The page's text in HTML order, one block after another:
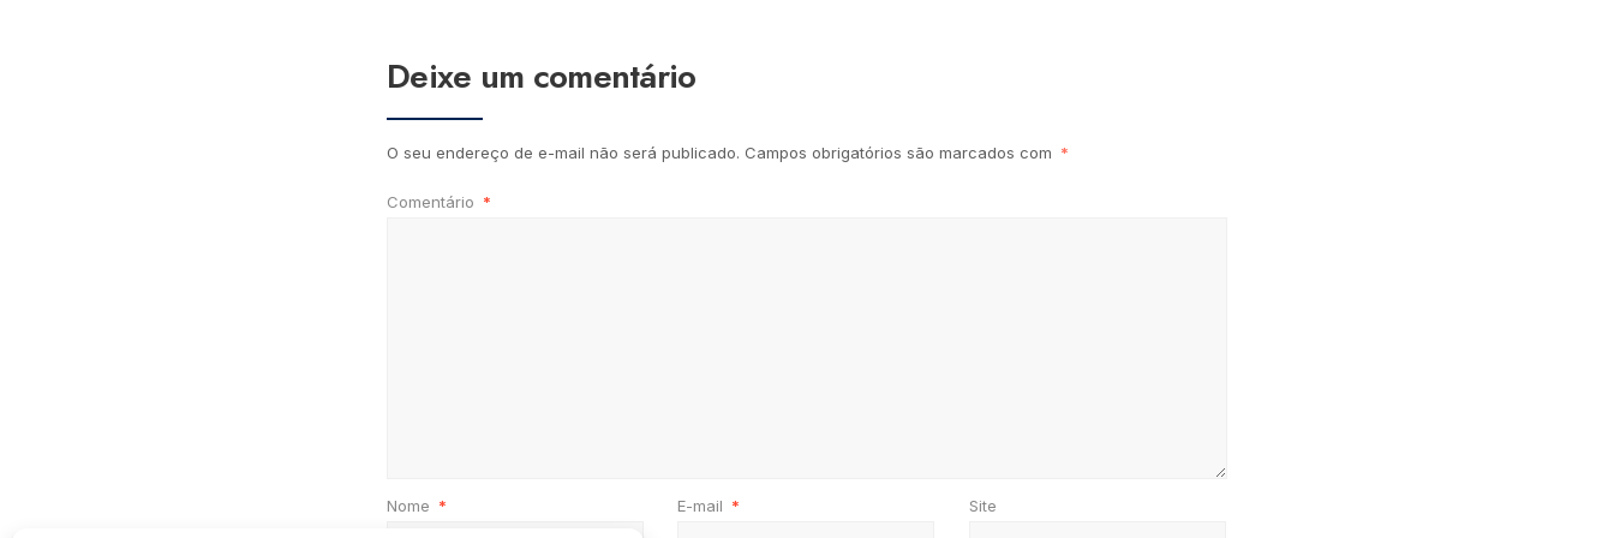
Deixe um comentário
O seu endereço de e-mail não será publicado. Campos obrigatórios são marcados com *
Comentário *
Nome * E-mail * Site